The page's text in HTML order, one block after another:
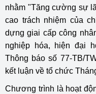
nhằm "Tăng cường sự
cao trách nhiệm của
dựng giai cấp công
nghiệp hóa, hiện đại
Thông báo số 77-TB/
kết luận về tổ chức
Chương trình là hoạt